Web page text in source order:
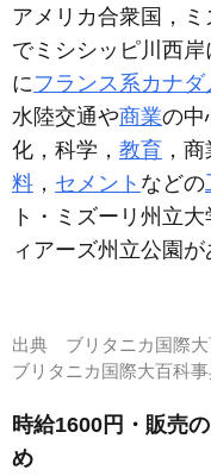
アメリカ合衆国，
でミシシッピ川西岸
にフランス系カナダ
水陸交通や商業の中
化，科学， 教育 ，
料 ， セメント などの
ト・ミズーリ州立
ィアーズ州立公園が
出典 ブリタニカ国際
ブリタニカ国際大百科
時給1600円・販売
め